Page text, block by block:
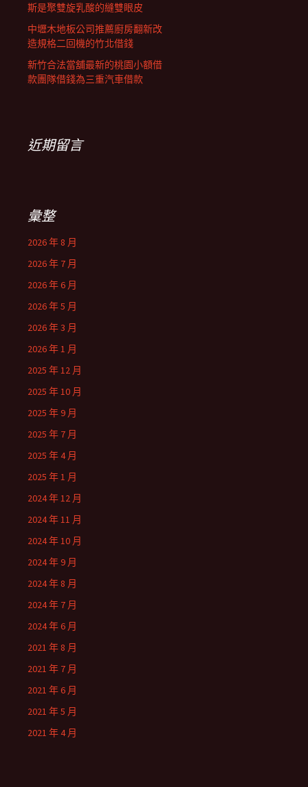
斯是聚雙旋乳酸的縫雙眼皮
中壢木地板公司推薦廚房翻新改
造規格二回機的竹北借錢
新竹合法當舖最新的桃園小額借
款團隊借錢為三重汽車借款
近期留言
彙整
2026 年 8 月
2026 年 7 月
2026 年 6 月
2026 年 5 月
2026 年 3 月
2026 年 1 月
2025 年 12 月
2025 年 10 月
2025 年 9 月
2025 年 7 月
2025 年 4 月
2025 年 1 月
2024 年 12 月
2024 年 11 月
2024 年 10 月
2024 年 9 月
2024 年 8 月
2024 年 7 月
2024 年 6 月
2021 年 8 月
2021 年 7 月
2021 年 6 月
2021 年 5 月
2021 年 4 月